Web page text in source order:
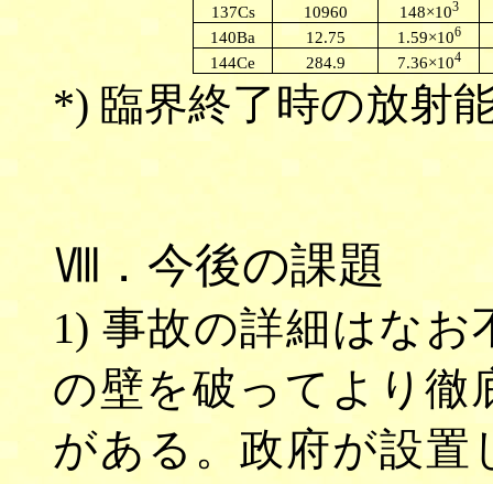
137Cs 10960 148×103
140Ba 12.75 1.59×106
144Ce 284.9 7.36×104
*) 臨界終了時の放射
Ⅷ．今後の課題
1) 事故の詳細はな
の壁を破ってより徹
がある。政府が設置